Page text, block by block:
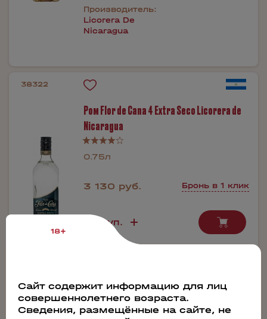
Производитель:
Licorera De
Nicaragua
38322
Ром Flor de Cana 4 Extra Seco Licorera de
Nicaragua
0.75л
3 130 руб. Бронь в 1 клик
18+
Сайт содержит информацию для лиц
совершеннолетнего возраста.
Сведения, размещённые на сайте, не